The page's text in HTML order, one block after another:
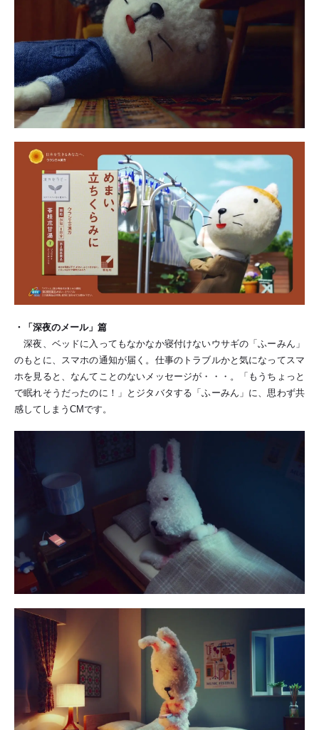
・「深夜のメール」篇
深夜、ベッドに入ってもなかなか寝付けないウサギの「ふーみん」
のもとに、スマホの通知が届く。仕事のトラブルかと気になってスマ
ホを見ると、なんてことのないメッセージが・・・。「もうちょっと
で眠れそうだったのに！」とジタバタする「ふーみん」に、思わず共
感してしまうCMです。